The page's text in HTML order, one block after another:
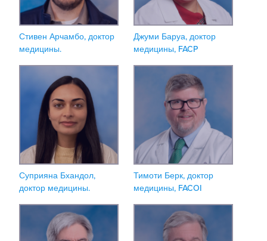
Стивен Арчамбо, доктор
медицины.
Джуми Баруа, доктор
медицины, FACP
Суприяна Бхандол,
доктор медицины.
Тимоти Берк, доктор
медицины, FACOI